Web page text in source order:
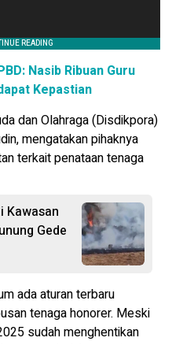
Nasib Ribuan Guru
Kepastian
dan Olahraga (Disdikpora)
mengatakan pihaknya
terkait penataan tenaga
Kawasan
Gede
ada aturan terbaru
tenaga honorer. Meski
sudah menghentikan